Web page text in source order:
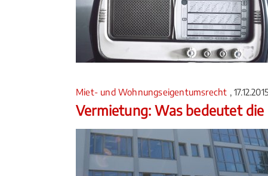
Miet- und Wohnungseigentumsrecht ,
Vermietung: Was bedeutet